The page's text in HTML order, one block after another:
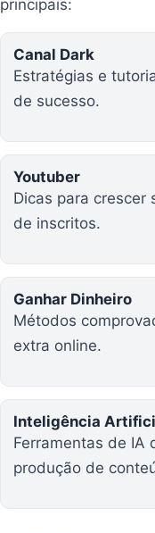
principais:
Canal Dark
Estratégias e
de sucesso.
Youtuber
Dicas para crescer
de inscritos.
Ganhar Dinheiro
Métodos
extra online.
Inteligência
Ferramentas de IA
produção de